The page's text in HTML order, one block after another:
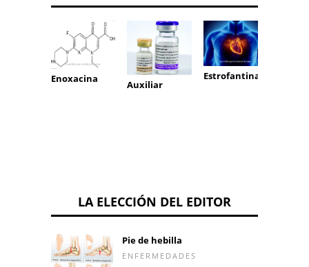
Enoxacina
Auxiliar
Estrofantina
LA ELECCIÓN DEL EDITOR
Pie de hebilla
ENFERMEDADES